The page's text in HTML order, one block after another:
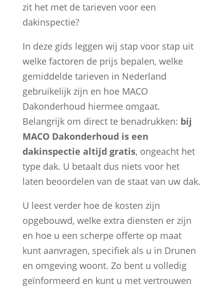
zit het met de tarieven voor een
dakinspectie?
In deze gids leggen wij stap voor stap uit
welke factoren de prijs bepalen, welke
gemiddelde tarieven in Nederland
gebruikelijk zijn en hoe MACO
Dakonderhoud hiermee omgaat.
Belangrijk om direct te benadrukken: bij
MACO Dakonderhoud is een
dakinspectie altijd gratis, ongeacht het
type dak. U betaalt dus niets voor het
laten beoordelen van de staat van uw dak.
U leest verder hoe de kosten zijn
opgebouwd, welke extra diensten er zijn
en hoe u een scherpe offerte op maat
kunt aanvragen, specifiek als u in Drunen
en omgeving woont. Zo bent u volledig
geïnformeerd en kunt u met vertrouwen